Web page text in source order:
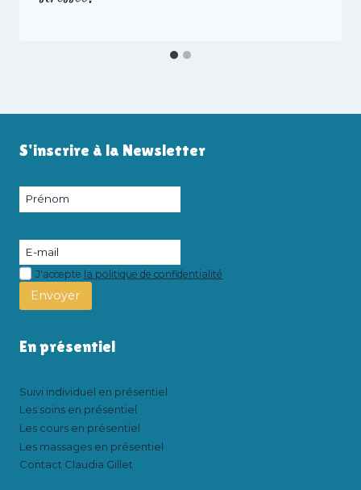
S'inscrire à la Newsletter
J'accepte la politique de confidentialité
Envoyer
En présentiel
Suivi individuel en présentiel
Les soins en présentiel
Les cours en présentiel
Les massages en présentiel
Contact Claudia Gillet